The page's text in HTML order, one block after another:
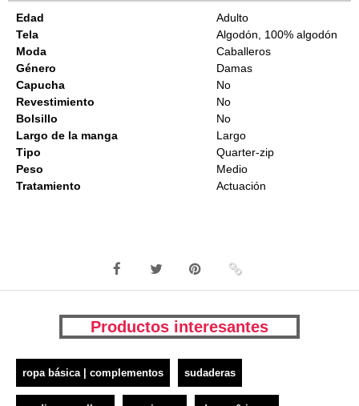
Edad
Adulto
Tela
Algodón, 100% algodón
Moda
Caballeros
Género
Damas
Capucha
No
Revestimiento
No
Bolsillo
No
Largo de la manga
Largo
Tipo
Quarter-zip
Peso
Medio
Tratamiento
Actuación
Productos interesantes
ropa básica | complementos sudaderas